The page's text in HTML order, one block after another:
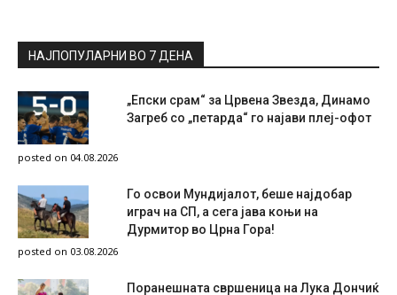
НАЈПОПУЛАРНИ ВО 7 ДЕНА
„Епски срам“ за Црвена Звезда, Динамо
Загреб со „петарда“ го најави плеј-офот
posted on 04.08.2026
Го освои Мундијалот, беше најдобар
играч на СП, а сега јава коњи на
Дурмитор во Црна Гора!
posted on 03.08.2026
Поранешната свршеница на Лука Дончиќ